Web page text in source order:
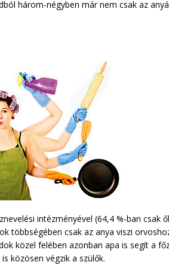
három-négyben már nem csak az
intézményével (64,4 %-ban csak
többségében csak az anya viszi
közel felében azonban apa is segít a
közösen végzik a szülők.